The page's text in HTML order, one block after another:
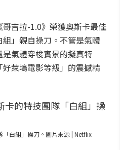
吉拉-1.0》榮獲奧斯卡最佳
」親自操刀。不管是氣體
氣體穿梭實景的擬真特
萊塢電影等級」的震撼精
白組」操刀。圖片來源 | Netflix